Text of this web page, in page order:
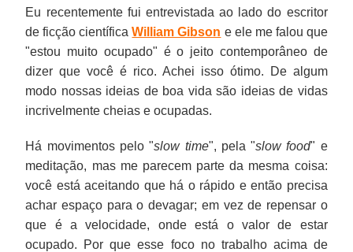
Eu recentemente fui entrevistada ao lado do escritor
de ficção científicaWilliam Gibson e ele me falou que
"estou muito ocupado" é o jeito contemporâneo de
dizer que você é rico. Achei isso ótimo. De algum
modo nossas ideias de boa vida são ideias de vidas
incrivelmente cheias e ocupadas.
Há movimentos pelo "slow time", pela "slow food" e
meditação, mas me parecem parte da mesma coisa:
você está aceitando que há o rápido e então precisa
achar espaço para o devagar; em vez de repensar o
que é a velocidade, onde está o valor de estar
ocupado. Por que esse foco no trabalho acima de